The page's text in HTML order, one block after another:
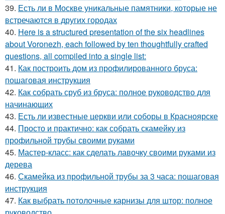
39. Есть ли в Москве уникальные памятники, которые не
встречаются в других городах
40. Here is a structured presentation of the six headlines
about Voronezh, each followed by ten thoughtfully crafted
questions, all compiled into a single list:
41. Как построить дом из профилированного бруса:
пошаговая инструкция
42. Как собрать сруб из бруса: полное руководство для
начинающих
43. Есть ли известные церкви или соборы в Красноярске
44. Просто и практично: как собрать скамейку из
профильной трубы своими руками
45. Мастер-класс: как сделать лавочку своими руками из
дерева
46. Скамейка из профильной трубы за 3 часа: пошаговая
инструкция
47. Как выбрать потолочные карнизы для штор: полное